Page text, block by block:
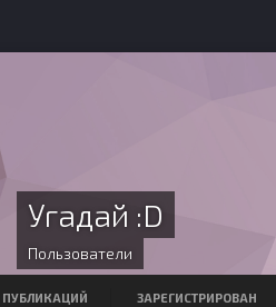
Угадай :D
Пользователи
ПУБЛИКАЦИЙ ЗАРЕГИСТРИРОВАН